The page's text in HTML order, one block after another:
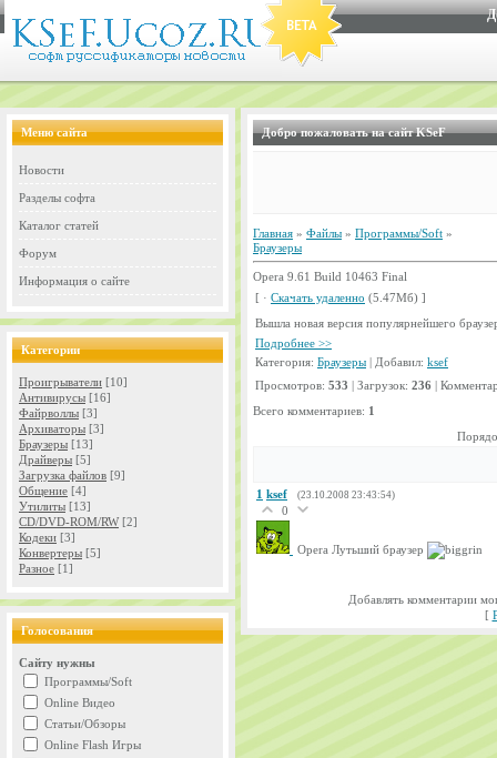
Меню сайта
Новости
Разделы софта
Каталог статей
Форум
Информация о сайте
Категории
Проигрыватели [10]
Антивирусы [16]
Файрволлы [3]
Архиваторы [3]
Браузеры [13]
Драйверы [5]
Загрузка файлов [9]
Общение [4]
Утилиты [13]
CD/DVD-ROM/RW [2]
Кодеки [3]
Конвертеры [5]
Разное [1]
Голосования
Сайту нужны
Программы/Soft
Online Видео
Статьи/Обзоры
Online Flash Игры
Добро пожаловать на сайт KSeF
Главная » Файлы » Программы/Soft »
Браузеры
Opera 9.61 Build 10463 Final
[ · Скачать удаленно (5.47Мб) ]
Вышла новая версия популярнейшего
Подробнее >>
Категория: Браузеры | Добавил: ksef
Просмотров: 533 | Загрузок: 236 |
Всего комментариев: 1
1 ksef (23.10.2008 23:43:54)
0
Opera Лутьший браузер
Добавлять комментарии
[